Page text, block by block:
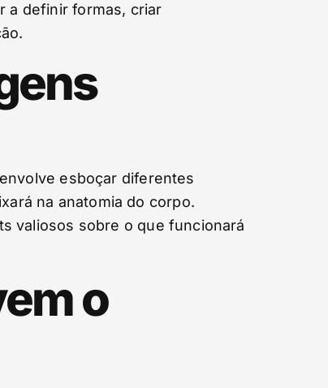
a definir formas, criar
esboçar diferentes
na anatomia do corpo.
valiosos sobre o que funcionará
o